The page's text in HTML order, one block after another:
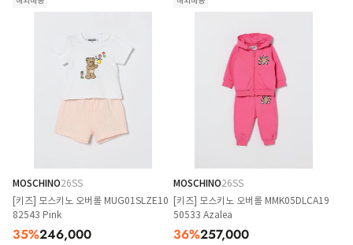
MOSCHINO26SS
[키즈] 모스키노 오버롤 MUG01SLZE10
82543 Pink
35%246,000
MOSCHINO26SS
[키즈] 모스키노 오버롤 MMK05DLCA19
50533 Azalea
36%257,000